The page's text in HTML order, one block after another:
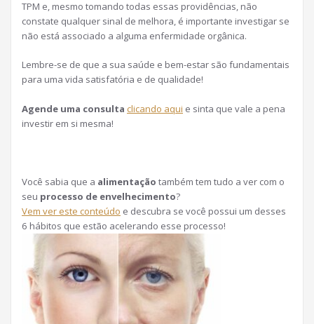
TPM e, mesmo tomando todas essas providências, não
constate qualquer sinal de melhora, é importante investigar se
não está associado a alguma enfermidade orgânica.
Lembre-se de que a sua saúde e bem-estar são fundamentais
para uma vida satisfatória e de qualidade!
Agende uma consulta clicando aqui e sinta que vale a pena
investir em si mesma!
Você sabia que a alimentação também tem tudo a ver com o
seu processo de envelhecimento?
Vem ver este conteúdo e descubra se você possui um desses
6 hábitos que estão acelerando esse processo!